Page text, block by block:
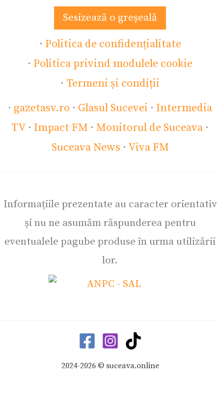
Sesizează o greșeală
· Politica de confidențialitate
· Politica privind modulele cookie
· Termeni și condiții
· gazetasv.ro · Glasul Sucevei · Intermedia
TV · Impact FM · Monitorul de Suceava ·
Suceava News · Viva FM
Informațiile prezentate au caracter orientativ
și nu ne asumăm răspunderea pentru
eventualele pagube produse în urma utilizării
lor.
2024-2026 © suceava.online